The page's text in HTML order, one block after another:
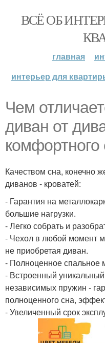
ВСЁ ОБ
главная
интерьер для
Чем
диван от
комфортного
Качеством сна, конечно
диванов - кроватей:
- Гарантия на
большие нагрузки.
- Легко собрать и
- Чехол в любой момент
не приобретая диван.
- Полноценное спальное
- Встроенный
независимых пружин -
полноценного сна,
- Увеличенный срок